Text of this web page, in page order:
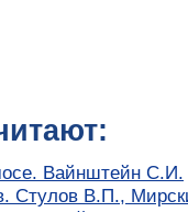
Вайнштейн С.И.
Стулов В.П.,